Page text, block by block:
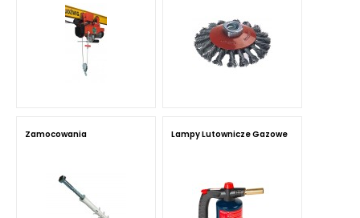
Zamocowania Lampy Lutownicze Gazowe